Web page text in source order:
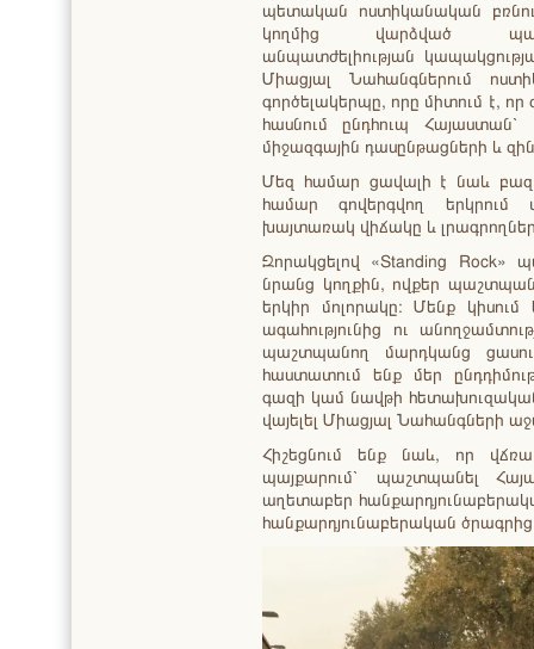
պետական ոստիկանական
կողմից վարձված
անպատժելիության
Միացյալ Նահանգներում
գործելակերպը, որը միտում է,
հասնում ընդհուպ
միջազգային դասընթացների և
Մեզ համար ցավալի է նաև
համար գովերգվող երկրում
խայտառակ վիճակը և
Զորակցելով «Standing
նրանց կողքին, ովքեր
երկիր մոլորակը։ Մենք
ագահությունից ու
պաշտպանող մարդկանց
հաստատում ենք մեր
գազի կամ նավթի
վայելել Միացյալ Նահանգների
Հիշեցնում ենք նաև, որ
պայքարում՝ պաշտպանել
աղետաբեր
հանքարդյունաբերական